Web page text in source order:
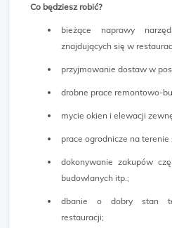
Co będziesz robić?
bieżące naprawy
znajdujących się w
przyjmowanie dostaw w
drobne prace remontowo-
mycie okien i elewacji
prace ogrodnicze na
dokonywanie zakupów
budowlanych itp.;
dbanie o dobry stan
restauracji;